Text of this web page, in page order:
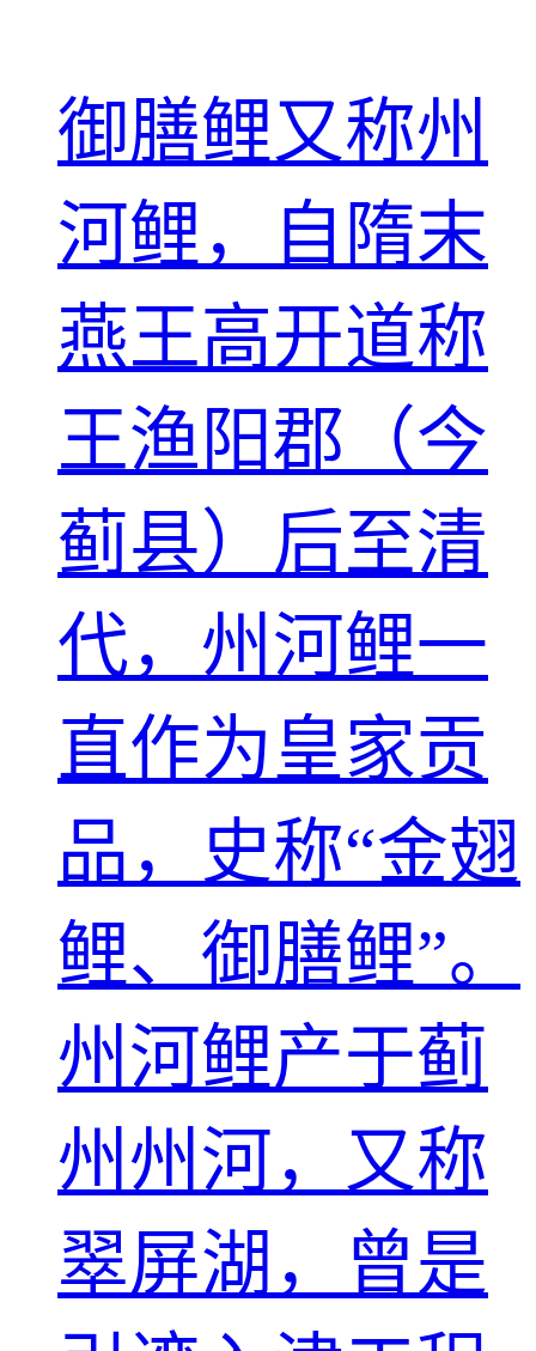
御膳鲤又称州
河鲤，自隋末
燕王高开道称
王渔阳郡（今
蓟县）后至清
代，州河鲤一
直作为皇家贡
品，史称“金翅
鲤、御膳鲤”。
州河鲤产于蓟
州州河，又称
翠屏湖，曾是